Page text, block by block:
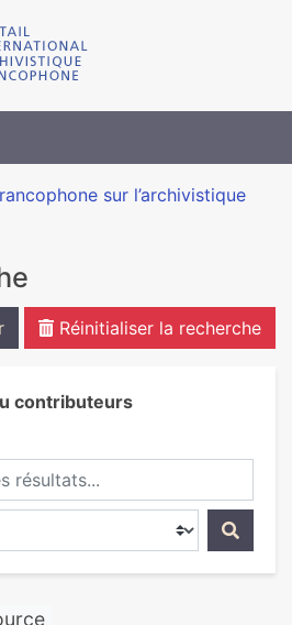
sur l’archivistique
Réinitialiser la recherche
contributeurs